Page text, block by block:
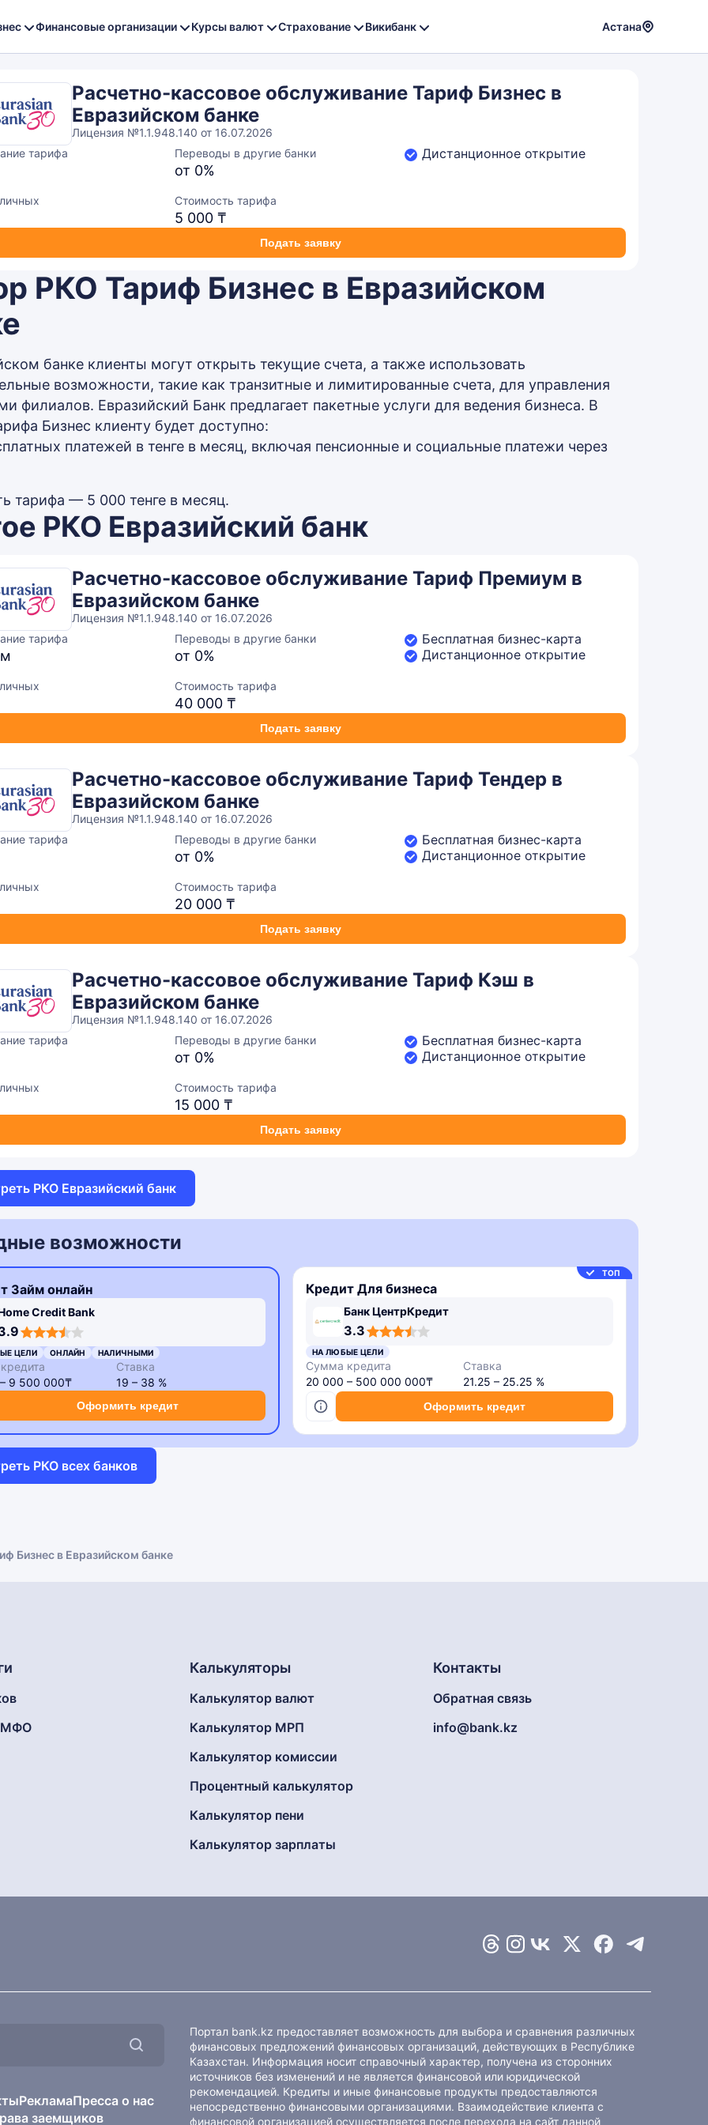
Финансовые организации Курсы валют Страхование Викибанк Астана
Расчетно-кассовое обслуживание Тариф Бизнес в
Евразийском банке
Лицензия №1.1.948.140 от 16.07.2026
тарифа
Переводы в другие банки
от 0%
Стоимость тарифа
5 000 ₸
Дистанционное открытие
Подать заявку
РКО Тариф Бизнес в Евразийском
банке клиенты могут открыть текущие счета, а также использовать
возможности, такие как транзитные и лимитированные счета, для управления
филиалов. Евразийский Банк предлагает пакетные услуги для ведения бизнеса. В
Бизнес клиенту будет доступно:
платежей в тенге в месяц, включая пенсионные и социальные платежи через
тарифа — 5 000 тенге в месяц.
РКО Евразийский банк
Расчетно-кассовое обслуживание Тариф Премиум в
Евразийском банке
Лицензия №1.1.948.140 от 16.07.2026
тарифа
Переводы в другие банки
от 0%
Стоимость тарифа
40 000 ₸
Бесплатная бизнес-карта
Дистанционное открытие
Подать заявку
Расчетно-кассовое обслуживание Тариф Тендер в
Евразийском банке
Лицензия №1.1.948.140 от 16.07.2026
тарифа
Переводы в другие банки
от 0%
Стоимость тарифа
20 000 ₸
Бесплатная бизнес-карта
Дистанционное открытие
Подать заявку
Расчетно-кассовое обслуживание Тариф Кэш в
Евразийском банке
Лицензия №1.1.948.140 от 16.07.2026
тарифа
Переводы в другие банки
от 0%
Стоимость тарифа
15 000 ₸
Бесплатная бизнес-карта
Дистанционное открытие
Подать заявку
РКО Евразийский банк
возможности
ТОП
Займ онлайн
Credit Bank
ЦЕЛИ ОНЛАЙН НАЛИЧНЫМИ
9 500 000₸
Ставка
19 – 38 %
Оформить кредит
Кредит Для бизнеса
Банк ЦентрКредит
3.3
НА ЛЮБЫЕ ЦЕЛИ
Сумма кредита
20 000 – 500 000 000₸
Ставка
21.25 – 25.25 %
Оформить кредит
РКО всех банков
Бизнес в Евразийском банке
МФО
Калькуляторы
Калькулятор валют
Калькулятор МРП
Калькулятор комиссии
Процентный калькулятор
Калькулятор пени
Калькулятор зарплаты
Контакты
Обратная связь
info@bank.kz
РекламаПресса о нас
заемщиков
Портал bank.kz предоставляет возможность для выбора и сравнения различных
финансовых предложений финансовых организаций, действующих в Республике
Казахстан. Информация носит справочный характер, получена из сторонних
источников без изменений и не является финансовой или юридической
рекомендацией. Кредиты и иные финансовые продукты предоставляются
непосредственно финансовыми организациями. Взаимодействие клиента с
финансовой организацией осуществляется после перехода на сайт данной